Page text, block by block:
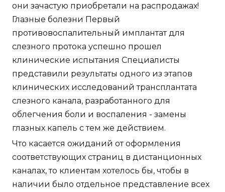
они зачастую приобретали на распродажах!
Глазные болезни Первый
противовоспалительный имплантат для
слезного протока успешно прошел
клинические испытания Специалисты
представили результаты одного из этапов
клинических исследований трансплантата
слезного канала, разработанного для
облегчения боли и воспаления - замены
глазных капель с тем же действием.
Что касается ожиданий от оформления
соответствующих страниц в дистанционных
каналах, то клиентам хотелось бы, чтобы в
наличии было отдельное представление всех